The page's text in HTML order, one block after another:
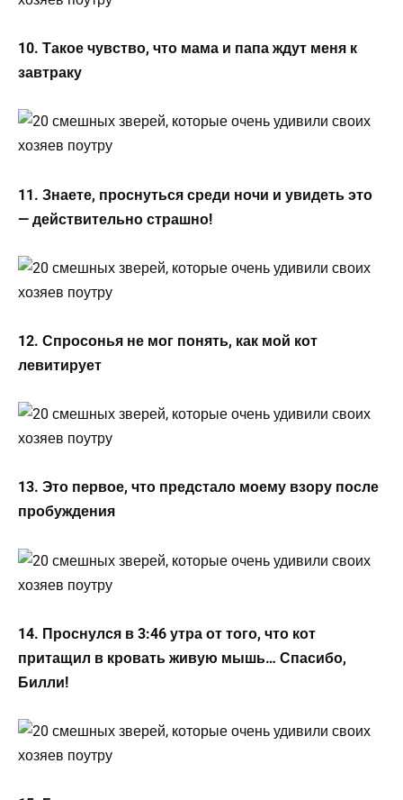
10. Такое чувство, что мама и папа ждут меня к
завтраку
11. Знаете, проснуться среди ночи и увидеть это
— действительно страшно!
12. Спросонья не мог понять, как мой кот
левитирует
13. Это первое, что предстало моему взору после
пробуждения
14. Проснулся в 3:46 утра от того, что кот
притащил в кровать живую мышь… Спасибо,
Билли!